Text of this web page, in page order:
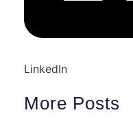
LinkedIn
More Posts